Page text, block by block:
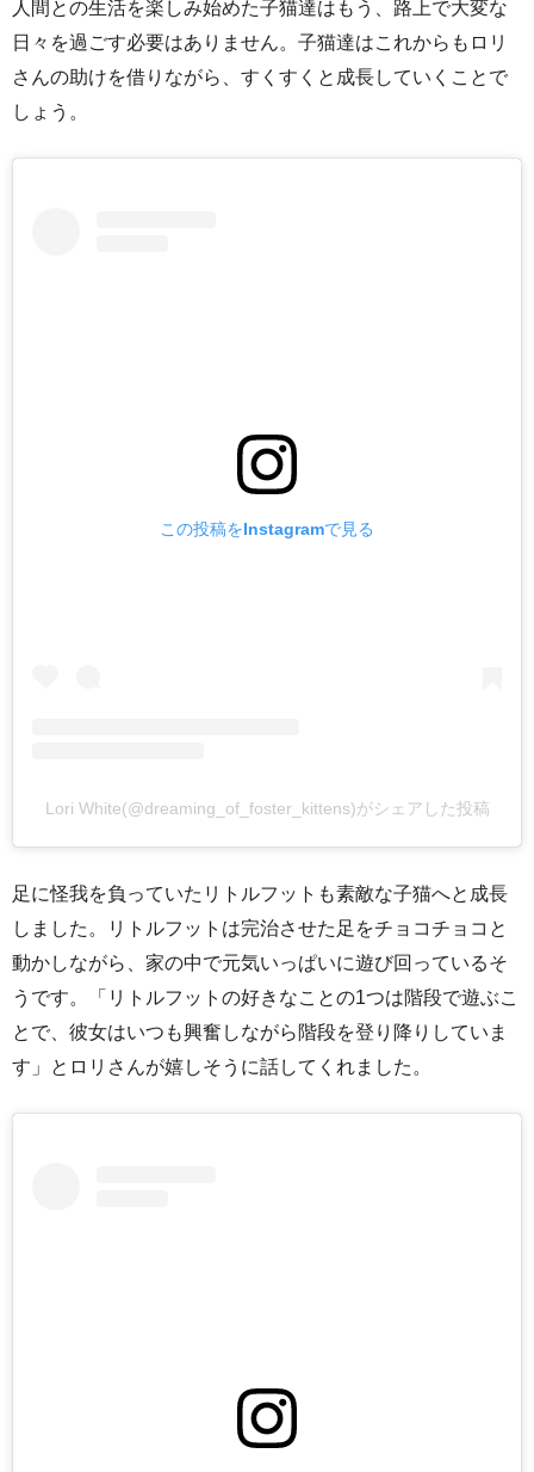
人間との生活を楽しみ始めた子猫達はもう、路上で大変な
日々を過ごす必要はありません。子猫達はこれからもロリ
さんの助けを借りながら、すくすくと成長していくことで
しょう。
この投稿をInstagramで見る
Lori White(@dreaming_of_foster_kittens)がシェアした投稿
足に怪我を負っていたリトルフットも素敵な子猫へと成長
しました。リトルフットは完治させた足をチョコチョコと
動かしながら、家の中で元気いっぱいに遊び回っているそ
うです。「リトルフットの好きなことの1つは階段で遊ぶこ
とで、彼女はいつも興奮しながら階段を登り降りしていま
す」とロリさんが嬉しそうに話してくれました。